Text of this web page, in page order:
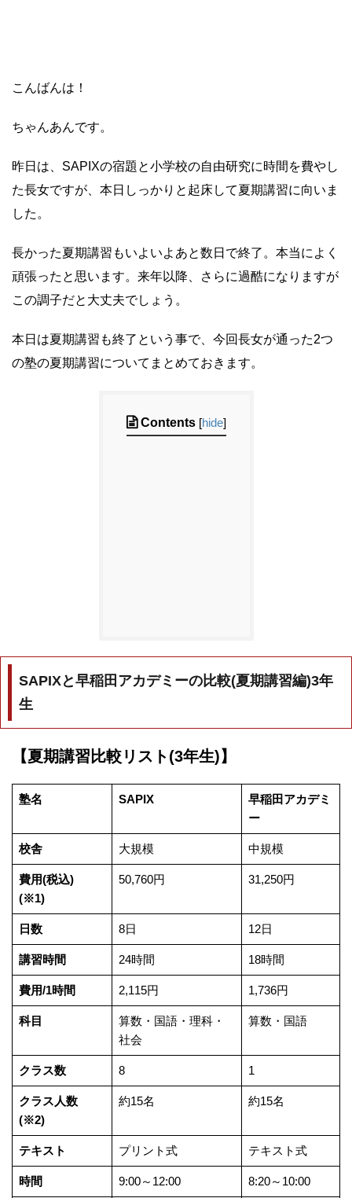
こんばんは！
ちゃんあんです。
昨日は、SAPIXの宿題と小学校の自由研究に時間を費やし
た長女ですが、本日しっかりと起床して夏期講習に向いま
した。
長かった夏期講習もいよいよあと数日で終了。本当によく
頑張ったと思います。来年以降、さらに過酷になりますが
この調子だと大丈夫でしょう。
本日は夏期講習も終了という事で、今回長女が通った2つ
の塾の夏期講習についてまとめておきます。
Contents [hide]
SAPIXと早稲田アカデミーの比較(夏期講習編)3年
生
【夏期講習比較リスト(3年生)】
塾名 SAPIX
早稲田アカデミ
ー
校舎 大規模 中規模
費用(税込)
(※1)
50,760円 31,250円
日数 8日 12日
講習時間 24時間 18時間
費用/1時間 2,115円 1,736円
科目
算数・国語・理科・
社会
算数・国語
クラス数 8 1
クラス人数
(※2)
約15名 約15名
テキスト プリント式 テキスト式
時間 9:00～12:00 8:20～10:00